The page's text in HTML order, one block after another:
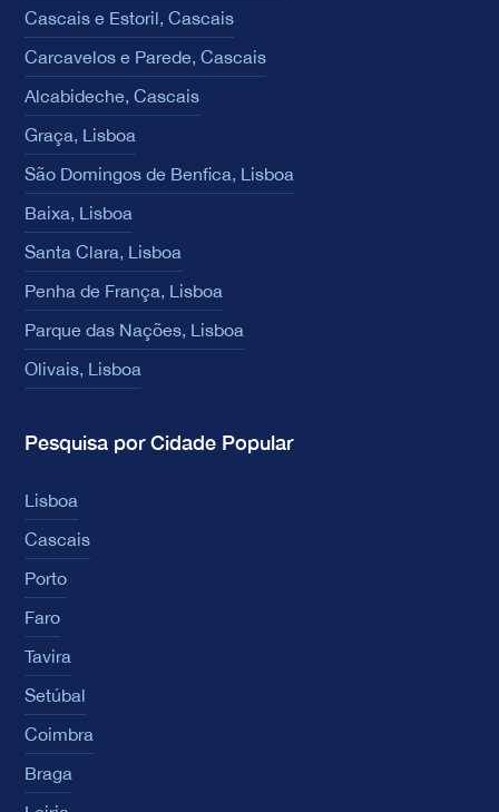
Cascais e Estoril, Cascais
Carcavelos e Parede, Cascais
Alcabideche, Cascais
Graça, Lisboa
São Domingos de Benfica, Lisboa
Baixa, Lisboa
Santa Clara, Lisboa
Penha de França, Lisboa
Parque das Nações, Lisboa
Olivais, Lisboa
Pesquisa por Cidade Popular
Lisboa
Cascais
Porto
Faro
Tavira
Setúbal
Coimbra
Braga